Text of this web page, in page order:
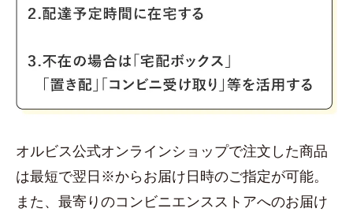
オルビス公式オンラインショップで注文した商品
は最短で翌日※からお届け日時のご指定が可能。
また、最寄りのコンビニエンスストアへのお届け